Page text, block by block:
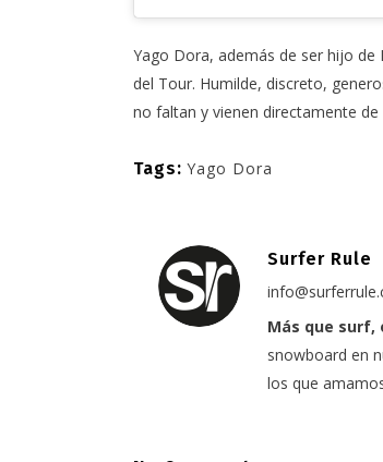
Yago Dora, además de ser hijo de
del Tour. Humilde, discreto,
no faltan y vienen directamente
Tags: Yago Dora
Surfer Rule
Más que surf,
snowboard en
los que